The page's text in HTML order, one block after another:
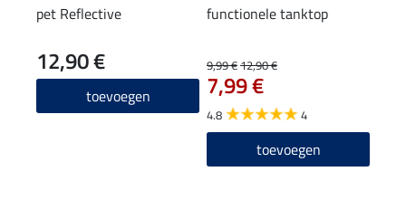
pet Reflective
12,90 €
toevoegen
functionele tanktop
9,99 €12,90 €
7,99 €
4.8 4
toevoegen